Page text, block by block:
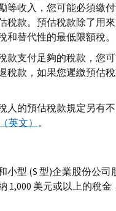
等收入，您可能必須繳
稅款。預估稅款除了用
替代性的最低限額稅。
款支付足夠的稅款，您
稅款，如果您遲繳預估
人的預估稅款規定另有
英文） 。
小型 (S 型)企業股份公
1,000 美元或以上的稅